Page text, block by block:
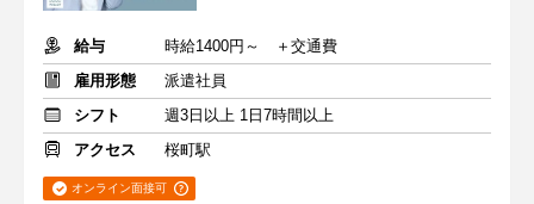
給与
時給1400円～ ＋交通費
雇用形態
派遣社員
シフト
週3日以上 1日7時間以上
アクセス
桜町駅
オンライン面接可